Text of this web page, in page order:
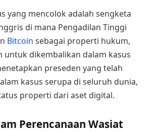
yang mencolok adalah sengketa
di mana Pengadilan Tinggi
Bitcoin sebagai properti hukum,
untuk dikembalikan dalam kasus
preseden yang telah
kasus serupa di seluruh dunia,
properti dari aset digital.
Perencanaan Wasiat